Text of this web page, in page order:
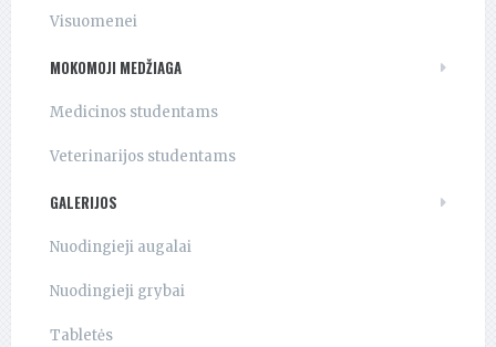
Visuomenei
MOKOMOJI MEDŽIAGA
Medicinos studentams
Veterinarijos studentams
GALERIJOS
Nuodingieji augalai
Nuodingieji grybai
Tabletės